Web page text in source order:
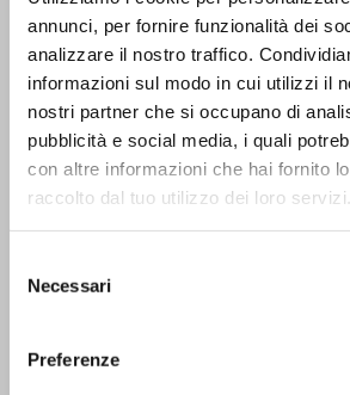
annunci, per fornire funzionalità dei
analizzare il nostro traffico.
informazioni sul modo in cui utilizzi il
nostri partner che si occupano di
pubblicità e social media, i quali
con altre informazioni che hai fornito
raccolto dal tuo utilizzo dei loro servizi.
delNecessari
Preferenze